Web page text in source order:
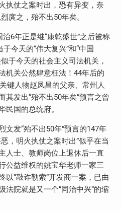
执仗之案时出，恐有异变，奈
庹之，殆不出50年矣。
6年正是继“康乾盛世”之后被称
今天的“伟大复兴”和“中国
于今天的社会主义司法机关，
机关公然肆意枉法！44年后的
键人物赵凤昌的父亲、常州人
其发出“殆不出50年矣”预言之曾
民国的总统府。
文发“殆不出50年”预言的147年
，明火执仗之案时出”似乎在当
人士、教师岗位上退休后一直
公益维权的姚宝华老师一家三
以“敲诈勒索”开发商一案，已由
法院就是又一个“同治中兴”的缩